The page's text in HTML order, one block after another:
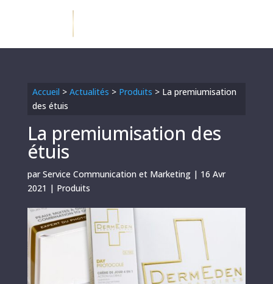
Accueil > Actualités > Produits > La premiumisation
des étuis
La premiumisation des
étuis
parService Communication et Marketing| 16 Avr
2021 | Produits